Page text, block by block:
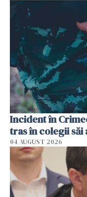
Incident în
tras în colegii săi
04 AUGUST 2026